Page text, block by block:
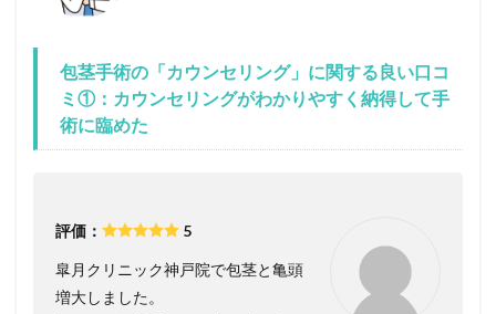
包茎手術の「カウンセリング」に関する良い口コ
ミ①：カウンセリングがわかりやすく納得して手
術に臨めた
評価： 5
皐月クリニック神戸院で包茎と亀頭
増大しました。